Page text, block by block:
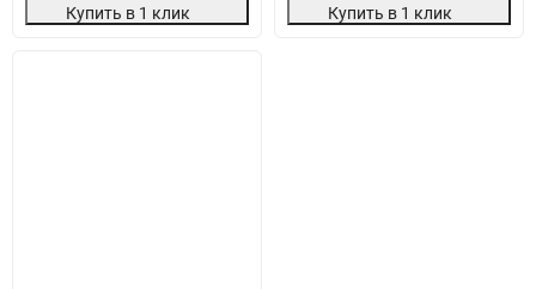
Купить в 1 клик Купить в 1 клик